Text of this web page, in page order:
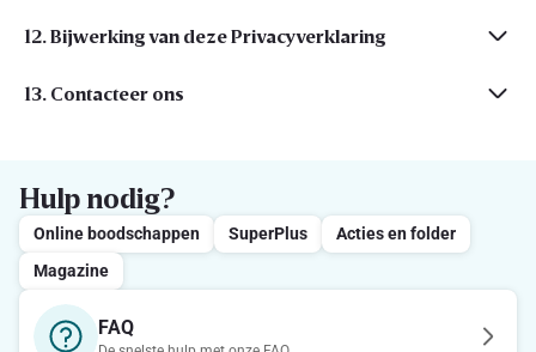
12. Bijwerking van deze Privacyverklaring
13. Contacteer ons
Hulp nodig?
Online boodschappen SuperPlus
Acties en folder
Magazine
FAQ